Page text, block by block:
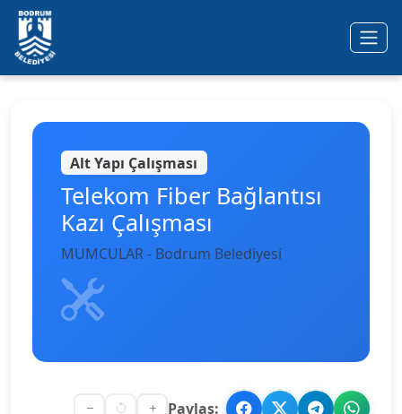
Ana içeriğe geç
Alt Yapı Çalışması
Telekom Fiber Bağlantısı
Kazı Çalışması
MUMCULAR - Bodrum Belediyesi
Paylaş: